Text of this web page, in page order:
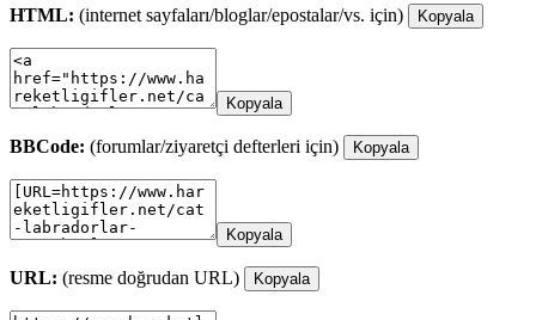
HTML: (internet sayfaları/bloglar/epostalar/vs. için) Kopyala
Kopyala
BBCode: (forumlar/ziyaretçi defterleri için) Kopyala
Kopyala
URL: (resme doğrudan URL) Kopyala